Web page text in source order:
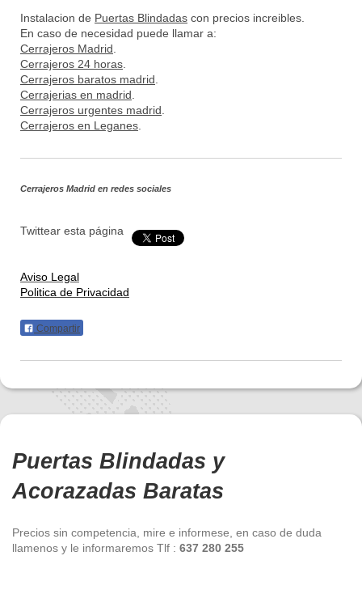
Instalacion de Puertas Blindadas con precios increibles.
En caso de necesidad puede llamar a:
Cerrajeros Madrid
Cerrajeros 24 horas
Cerrajeros baratos madrid
Cerrajerias en madrid
Cerrajeros urgentes madrid
Cerrajeros en Leganes
Cerrajeros Madrid en redes sociales
Twittear esta página
Aviso Legal
Politica de Privacidad
Compartir
Puertas Blindadas y
Acorazadas Baratas
Precios sin competencia, mire e informese, en caso de duda
llamenos y le informaremos Tlf : 637 280 255